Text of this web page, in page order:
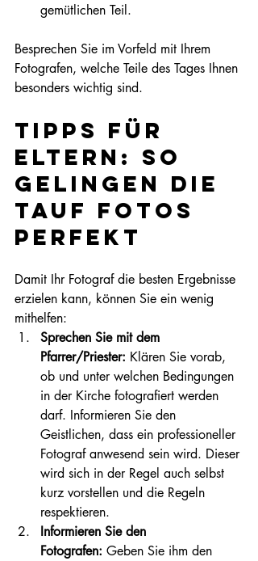
gemütlichen Teil.
Besprechen Sie im Vorfeld mit Ihrem
Fotografen, welche Teile des Tages Ihnen
besonders wichtig sind.
Tipps für
Eltern: So
gelingen die
Tauf fotos
perfekt
Damit Ihr Fotograf die besten Ergebnisse
erzielen kann, können Sie ein wenig
mithelfen:
Sprechen Sie mit dem
Pfarrer/Priester: Klären Sie vorab,
ob und unter welchen Bedingungen
in der Kirche fotografiert werden
darf. Informieren Sie den
Geistlichen, dass ein professioneller
Fotograf anwesend sein wird. Dieser
wird sich in der Regel auch selbst
kurz vorstellen und die Regeln
respektieren.
Informieren Sie den
Fotografen: Geben Sie ihm den